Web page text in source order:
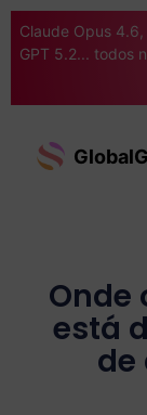
Claude Opus 4.6,
GPT 5.2... todos
Onde
está
de